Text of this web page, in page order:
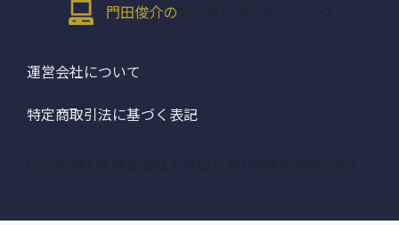
門田俊介の デジタルマーケティング
運営会社について
特定商取引法に基づく表記
Copyright © 株式会社トポロジ All Rights Reserved.